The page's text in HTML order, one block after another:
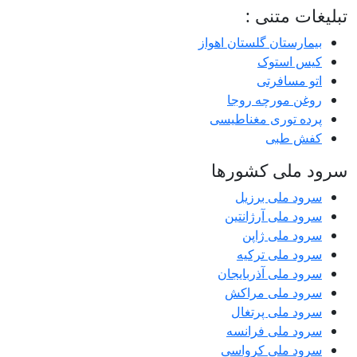
تبلیغات متنی :
بیمارستان گلستان اهواز
کیس استوک
اتو مسافرتی
روغن مورچه روجا
پرده توری مغناطیسی
کفش طبی
سرود ملی کشورها
سرود ملی برزیل
سرود ملی آرژانتین
سرود ملی ژاپن
سرود ملی ترکیه
سرود ملی آذربایجان
سرود ملی مراکش
سرود ملی پرتغال
سرود ملی فرانسه
سرود ملی کرواسی